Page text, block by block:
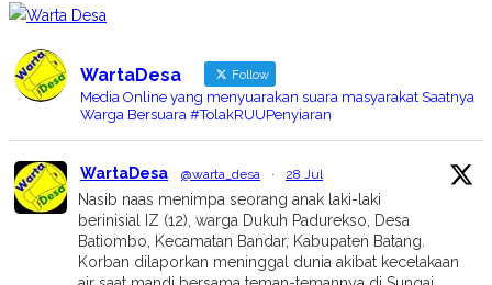
WartaDesa Follow
Media Online yang menyuarakan suara masyarakat Saatnya
Warga Bersuara #TolakRUUPenyiaran
WartaDesa @warta_desa · 28 Jul
Nasib naas menimpa seorang anak laki-laki
berinisial IZ (12), warga Dukuh Padurekso, Desa
Batiombo, Kecamatan Bandar, Kabupaten Batang.
Korban dilaporkan meninggal dunia akibat kecelakaan